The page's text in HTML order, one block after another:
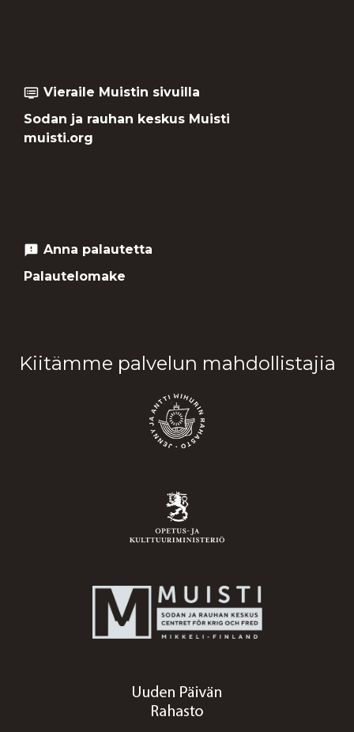
dvr Vieraile Muistin sivuilla
Sodan ja rauhan keskus Muisti
muisti.org
feedback Anna palautetta
Palautelomake
Kiitämme palvelun mahdollistajia